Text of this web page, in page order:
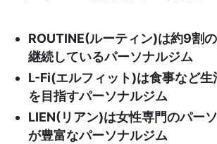
ROUTINE(ルーティン)は約9割
継続しているパーソナルジム
L-Fi(エルフィット)は食事など生
を目指すパーソナルジム
LIEN(リアン)は女性専門のパー
が豊富なパーソナルジム